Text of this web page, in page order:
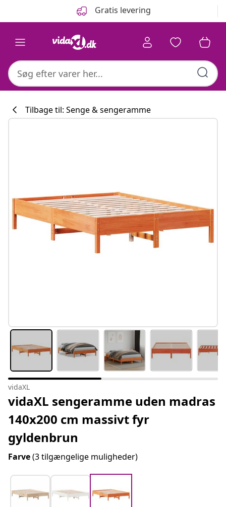
Gratis levering
#sharemevidaxl
Tilbage til: Senge & sengeramme
vidaXL
vidaXL sengeramme uden madras
140x200 cm massivt fyr
gyldenbrun
Farve(3 tilgængelige muligheder)